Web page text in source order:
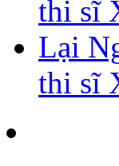
thi sĩ
Lại
thi sĩ